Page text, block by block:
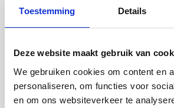
Toestemming Details
Deze website maakt gebruik van
We gebruiken cookies om content en
personaliseren, om functies voor
en om ons websiteverkeer te
VERZENDEN